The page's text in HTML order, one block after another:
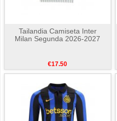
Tailandia Camiseta Inter
Milan Segunda 2026-2027
€17.50